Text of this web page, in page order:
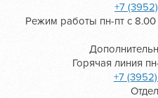
+7
Режим работы пн-пт с
Горячая линия
+7